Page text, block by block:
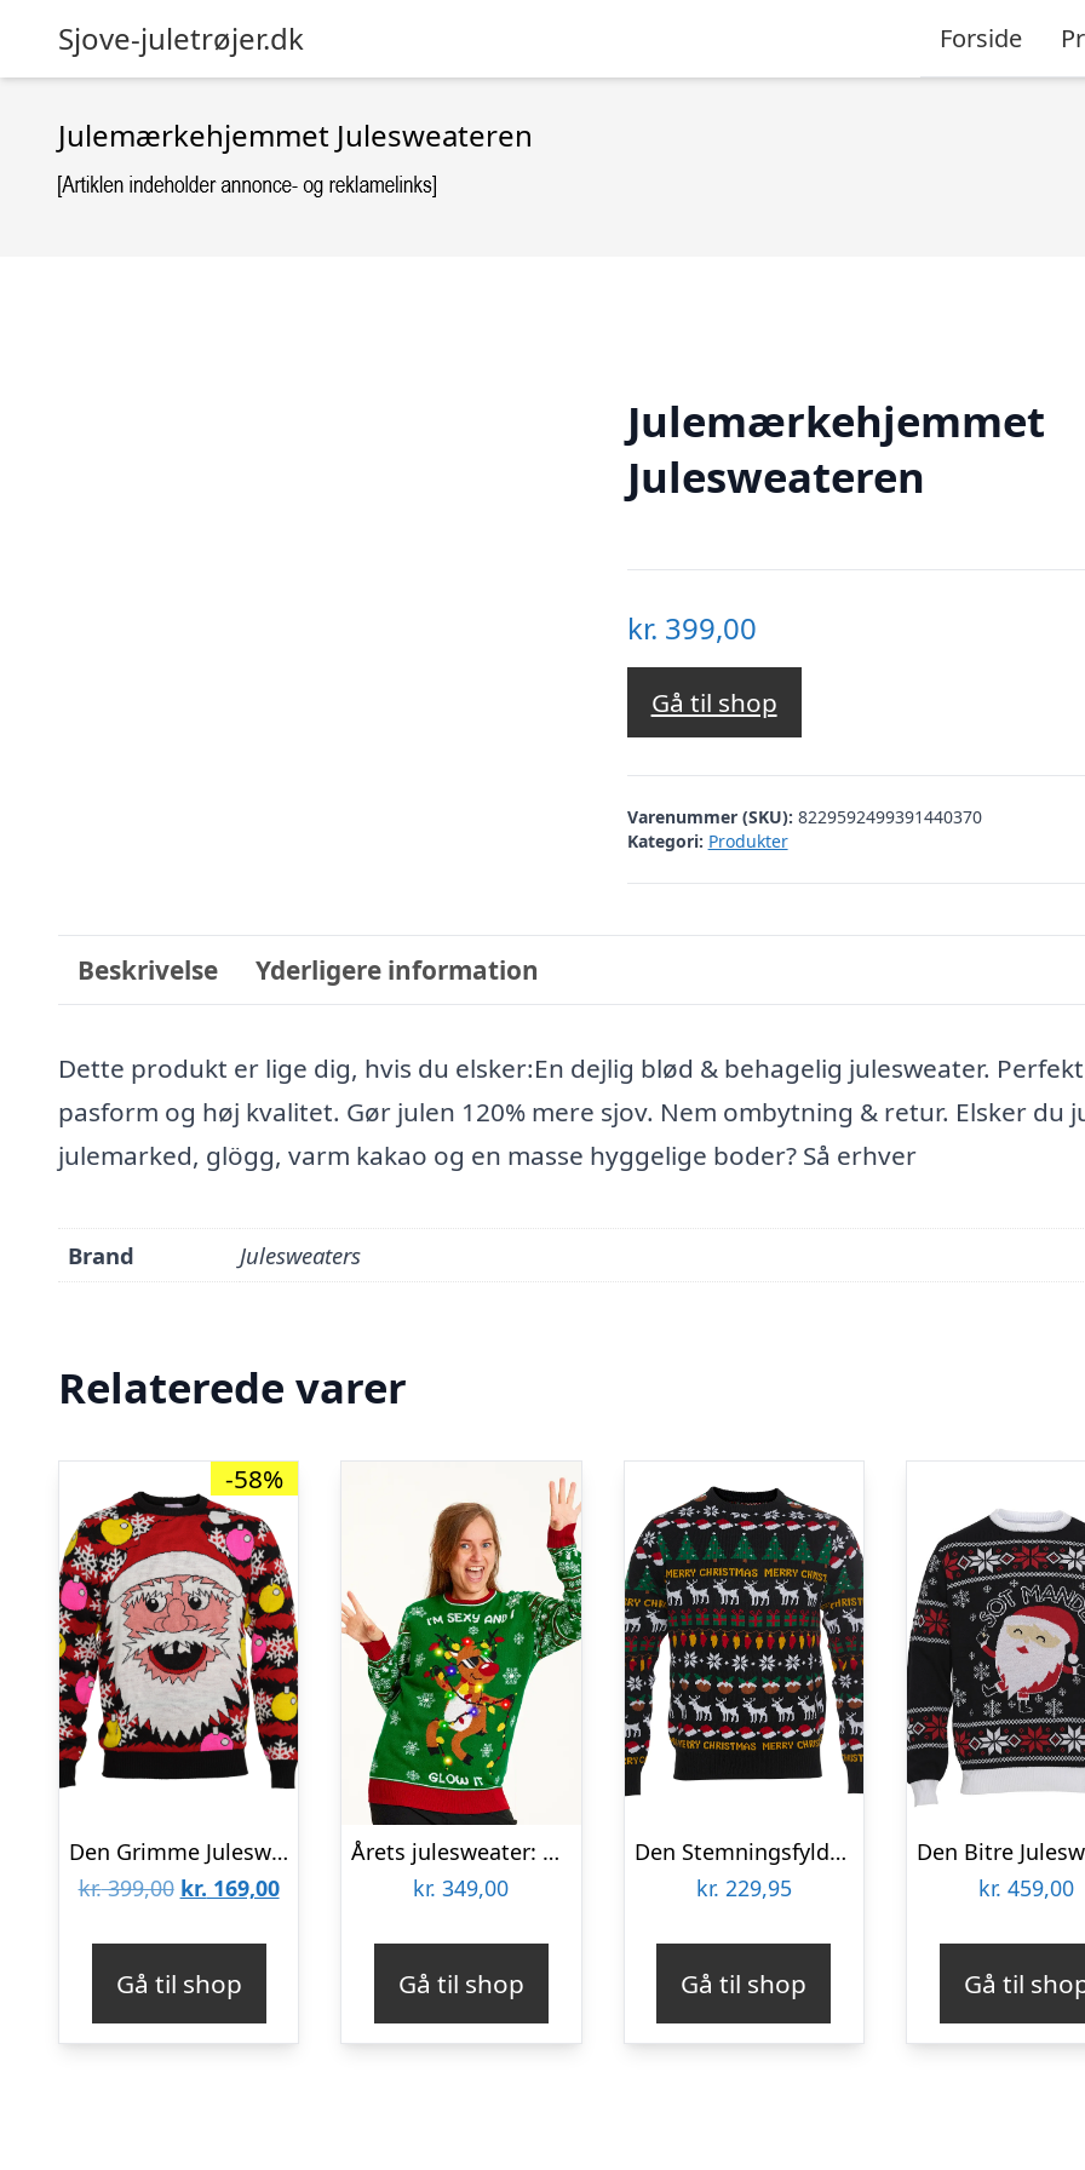
Sjove-juletrøjer.dk Forside
Julemærkehjemmet Julesweateren
Julemærkehjemmet
Julesweateren
kr. 399,00
Gå til shop
Varenummer (SKU): 8229592499391440370
Kategori: Produkter
Beskrivelse Yderligere information
Dette produkt er lige dig, hvis du elsker:En dejlig blød & behagelig julesweater. Perfekt
pasform og høj kvalitet. Gør julen 120% mere sjov. Nem ombytning & retur. Elsker du
julemarked, glögg, varm kakao og en masse hyggelige boder? Så erhver
Brand Julesweaters
Relaterede varer
-58%
Den Grimme Julesweater – herre / mænd
kr.399,00 Den
var:
kr. 399,00.
kr. 169,00Den
kr. 169,00.
Gå til shop
Årets julesweater: Sexy And I Glow It Grøn – dame / kvinder. Ugly Christmas Sweater lavet i Danmark
kr. 349,00
Gå til shop
Den Stemningsfyldte Julesweater Børn
kr. 229,95
Gå til shop
kr. 459,00
Gå til